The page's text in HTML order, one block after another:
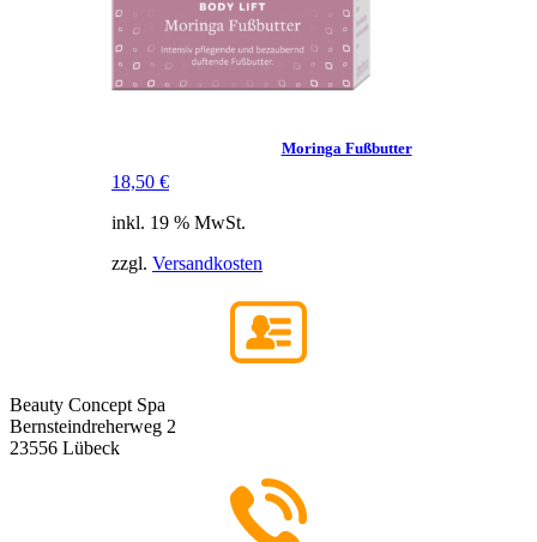
Moringa Fußbutter
18,50 €
inkl. 19 % MwSt.
zzgl. Versandkosten
Beauty Concept Spa
Bernsteindreherweg 2
23556 Lübeck